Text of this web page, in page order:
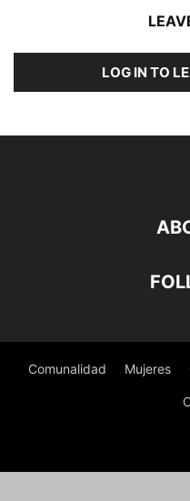
LOG IN TO
Comunalidad Mujeres